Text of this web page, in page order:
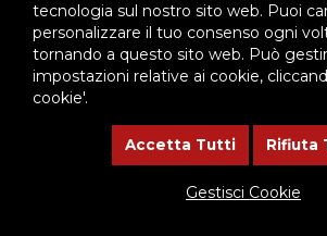
tecnologia sul nostro sito web. Puoi
personalizzare il tuo consenso ogni
tornando a questo sito web. Può
impostazioni relative ai cookie,
cookie'.
Accetta Tutti Rifiuta
Gestisci Cookie
3.3.10. Persino, anche se
tangenziale alla realtà
opportunità per educare ed
come famiglie, educatori,
valore del Creato,nella
responsabile davanti alla
davanti alla povertà che si